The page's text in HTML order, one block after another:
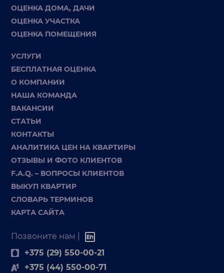
ОЦЕНКА ДОМА, ДАЧИ
ОЦЕНКА УЧАСТКА
ОЦЕНКА ПОМЕЩЕНИЯ
УСЛУГИ
БЕСПЛАТНАЯ ОЦЕНКА
О КОМПАНИИ
НАША КОМАНДА
ВАКАНСИИ
СТАТЬИ
КОНТАКТЫ
АНАЛИТИКА ЦЕН НА КВАРТИРЫ
ОТЗЫВЫ И ФОТО КЛИЕНТОВ
F.A.Q. – ВОПРОСЫ КЛИЕНТОВ
ВЫКУП КВАРТИР
СЛОВАРЬ ТЕРМИНОВ
КАРТА САЙТА
Позвоните нам |
+375 (29) 550-00-21
+375 (44) 550-00-71